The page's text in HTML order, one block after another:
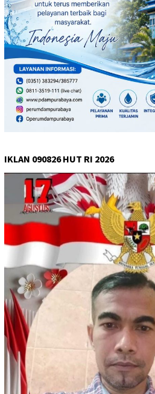
IKLAN 090826 HUT RI 2026